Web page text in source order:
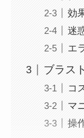
効
迷
エ
ブラス
コ
マ
操